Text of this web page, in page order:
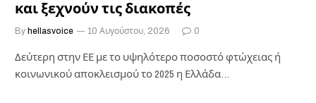
και ξεχνούν τις διακοπές
By hellasvoice 10 Αυγούστου, 2026 0
Δεύτερη στην ΕΕ με το υψηλότερο ποσοστό φτώχειας ή
κοινωνικού αποκλεισμού το 2025 η Ελλάδα…